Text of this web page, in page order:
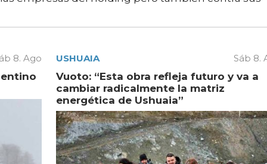
8. Ago USHUAIA Sáb 8.
Vuoto: “Esta obra refleja futuro y va a
cambiar radicalmente la matriz
energética de Ushuaia”